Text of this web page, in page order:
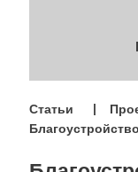
Статьи